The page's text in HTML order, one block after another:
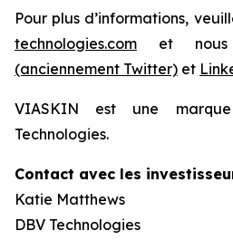
Pour plus d’informations,
technologies.com et nous
(anciennement Twitter) et
VIASKIN est une
Technologies.
Contact avec les
Katie Matthews
DBV Technologies